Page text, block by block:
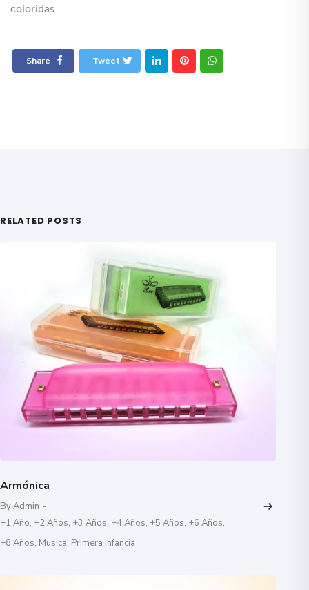
coloridas
Share Tweet
RELATED POSTS
Armónica
By Admin -
+1 Año, +2 Años, +3 Años, +4 Años, +5 Años, +6 Años,
+8 Años, Musica, Primera Infancia